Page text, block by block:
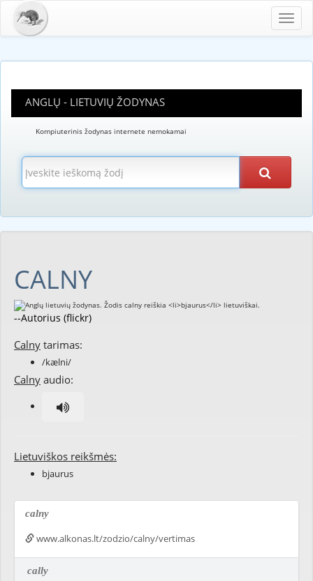
ANGLŲ - LIETUVIŲ ŽODYNAS
Kompiuterinis žodynas internete nemokamai
CALNY
--Autorius (flickr)
Calny tarimas:
/kælni/
Calny audio:
Lietuviškos reikšmės:
bjaurus
calny
www.alkonas.lt/zodzio/calny/vertimas
cally